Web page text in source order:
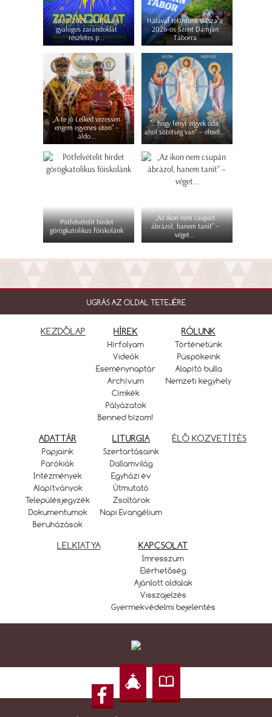
Íme a 2026-os ifjúsági
gyalogos zarándoklat
részletes p...
Hálával tekintünk vissza a
2026-os Szent Damján
Táborra
„A te jó Lelked vezessen
engem egyenes úton” –
áldo...
"...hogy fényt vigyek oda,
ahol sötétség van" – elmél...
Pótfelvételit hirdet
görögkatolikus főiskolánk
„Az ikon nem csupán
ábrázol, hanem tanít” –
véget...
UGRÁS AZ OLDAL TETEJÉRE
KEZDŐLAP HÍREK
Hírfolyam
Videók
Eseménynaptár
Archívum
Címkék
Pályázatok
Benned bízom!
RÓLUNK
Történetünk
Püspökeink
Alapító bulla
Nemzeti kegyhely
ADATTÁR
Papjaink
Parókiák
Intézmények
Alapítványok
Településjegyzék
Dokumentumok
Beruházások
LITURGIA
Szertartásaink
Dallamvilág
Egyházi év
Útmutató
Zsoltárok
Napi Evangélium
ÉLŐ KÖZVETÍTÉS
LELKIATYA KAPCSOLAT
Imresszum
Elérhetőség
Ajánlott oldalak
Visszajelzés
Gyermekvédelmi bejelentés